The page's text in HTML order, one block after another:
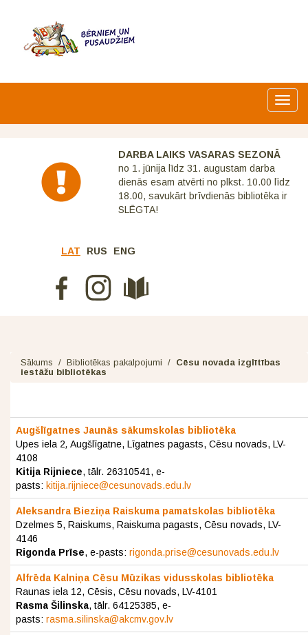
DARBA LAIKS VASARAS SEZONĀ
no 1. jūnija līdz 31. augustam darba
dienās esam atvērti no plkst. 10.00 līdz
18.00, savukārt brīvdienās bibliotēka ir
SLĒGTA!
LAT RUS ENG
Sākums / Bibliotēkas pakalpojumi / Cēsu novada izglītības
iestāžu bibliotēkas
Augšlīgatnes Jaunās sākumskolas bibliotēka
Upes iela 2, Augšlīgatne, Līgatnes pagasts, Cēsu novads, LV-
4108
Kitija Rijniece, tālr. 26310541, e-
pasts: kitija.rijniece@cesunovads.edu.lv
Aleksandra Bieziņa Raiskuma pamatskolas bibliotēka
Dzelmes 5, Raiskums, Raiskuma pagasts, Cēsu novads, LV-
4146
Rigonda Prīse, e-pasts: rigonda.prise@cesunovads.edu.lv
Alfrēda Kalniņa Cēsu Mūzikas vidusskolas bibliotēka
Raunas iela 12, Cēsis, Cēsu novads, LV-4101
Rasma Šilinska, tālr. 64125385, e-
pasts: rasma.silinska@akcmv.gov.lv